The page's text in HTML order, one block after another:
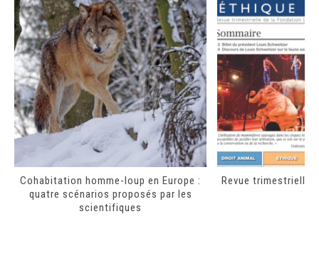
Cohabitation homme-loup en Europe :
quatre scénarios proposés par les
scientifiques
Revue trimestrielle